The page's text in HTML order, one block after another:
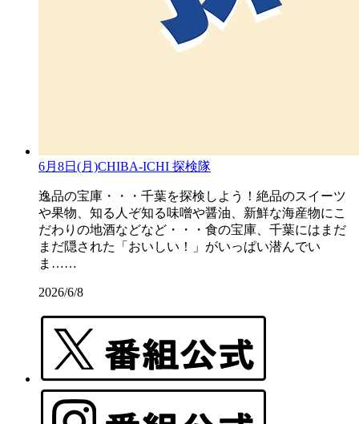
6月8日(月)CHIBA-ICHI 探検隊
逸品の宝庫・・・千葉を探検しよう！絶品のスイーツ
や果物、知る人ぞ知る味噌や醤油、新鮮な海産物にこ
だわりの地酒などなど・・・食の宝庫、千葉にはまだ
まだ隠された「おいしい！」がいっぱい潜んでい
ま……
2026/6/8